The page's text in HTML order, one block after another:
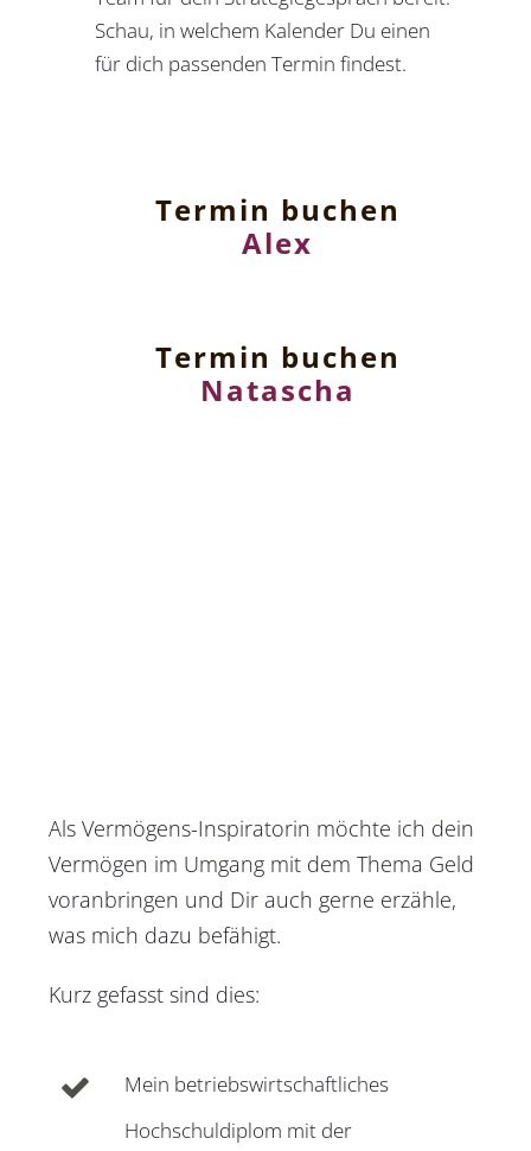
Schau, in welchem Kalender Du einen
für dich passenden Termin findest.
Termin buchen
Alex
Termin buchen
Natascha
Als Vermögens-Inspiratorin möchte ich dein
Vermögen im Umgang mit dem Thema Geld
voranbringen und Dir auch gerne erzähle,
was mich dazu befähigt.
Kurz gefasst sind dies:
Mein betriebswirtschaftliches
Hochschuldiplom mit der